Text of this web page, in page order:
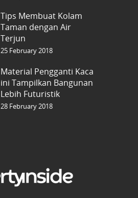
Tips Membuat Kolam
Taman dengan Air
Terjun
25 February 2018
Material Pengganti Kaca
ini Tampilkan Bangunan
Lebih Futuristik
28 February 2018